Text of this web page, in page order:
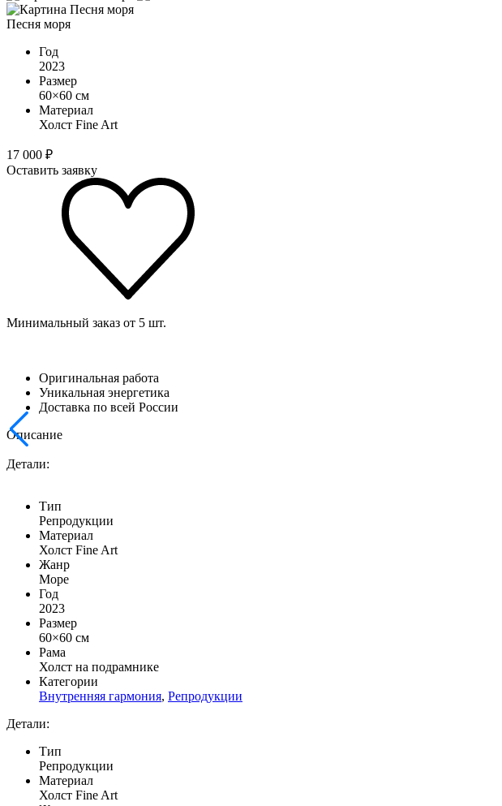
Песня моря
Год
2023
Размер
60×60 см
Материал
Холст Fine Art
17 000 ₽
Оставить заявку
Минимальный заказ от 5 шт.
Оригинальная работа
Уникальная энергетика
Доставка по всей России
Описание
Детали:
Тип
Репродукции
Материал
Холст Fine Art
Жанр
Море
Год
2023
Размер
60×60 см
Рама
Холст на подрамнике
Категории
Внутренняя гармония, Репродукции
Детали:
Тип
Репродукции
Материал
Холст Fine Art